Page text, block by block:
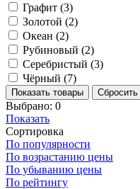
Графит (3)
Золотой (2)
Океан (2)
Рубиновый (2)
Серебристый (3)
Чёрный (7)
Показать товары
Выбрано: 0
Показать
Сортировка
По популярности
По возрастанию цены
По убыванию цены
По рейтингу